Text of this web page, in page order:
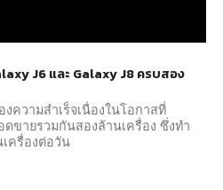
J6 และ Galaxy J8 ครบสอง
ความสำเร็จเนื่องในโอกาสที่
ดขายรวมกันสองล้านเครื่อง ซึ่งทำ
ครื่องต่อวัน